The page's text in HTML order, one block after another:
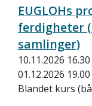
EUGLOHs
ferdigheter
samlinger)
10.11.2026 16.30
01.12.2026 19.00
Blandet kurs